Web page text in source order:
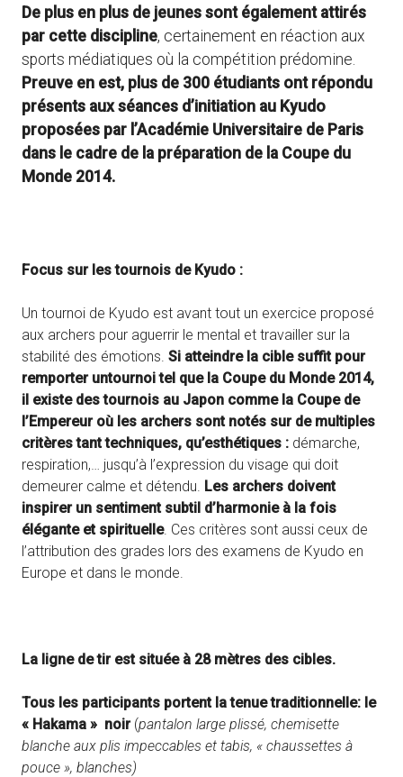
De plus en plus de jeunes sont également attirés
par cette discipline, certainement en réaction aux
sports médiatiques où la compétition prédomine.
Preuve en est, plus de 300 étudiants ont répondu
présents aux séances d’initiation au Kyudo
proposées par l’Académie Universitaire de Paris
dans le cadre de la préparation de la Coupe du
Monde 2014.
Focus sur les tournois de Kyudo :
Un tournoi de Kyudo est avant tout un exercice proposé
aux archers pour aguerrir le mental et travailler sur la
stabilité des émotions. Si atteindre la cible suffit pour
remporter untournoi tel que la Coupe du Monde 2014,
il existe des tournois au Japon comme la Coupe de
l’Empereur où les archers sont notés sur de multiples
critères tant techniques, qu’esthétiques : démarche,
respiration,… jusqu’à l’expression du visage qui doit
demeurer calme et détendu. Les archers doivent
inspirer un sentiment subtil d’harmonie à la fois
élégante et spirituelle. Ces critères sont aussi ceux de
l’attribution des grades lors des examens de Kyudo en
Europe et dans le monde.
La ligne de tir est située à 28 mètres des cibles.
Tous les participants portent la tenue traditionnelle: le
« Hakama » noir (pantalon large plissé, chemisette
blanche aux plis impeccables et tabis, « chaussettes à
pouce », blanches)